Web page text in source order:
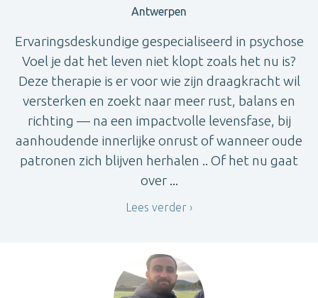
Antwerpen
Ervaringsdeskundige gespecialiseerd in psychose
Voel je dat het leven niet klopt zoals het nu is?
Deze therapie is er voor wie zijn draagkracht wil
versterken en zoekt naar meer rust, balans en
richting — na een impactvolle levensfase, bij
aanhoudende innerlijke onrust of wanneer oude
patronen zich blijven herhalen .. Of het nu gaat
over ...
Lees verder